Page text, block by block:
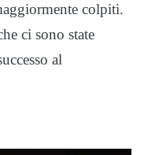
colpiti.
ci sono state
al